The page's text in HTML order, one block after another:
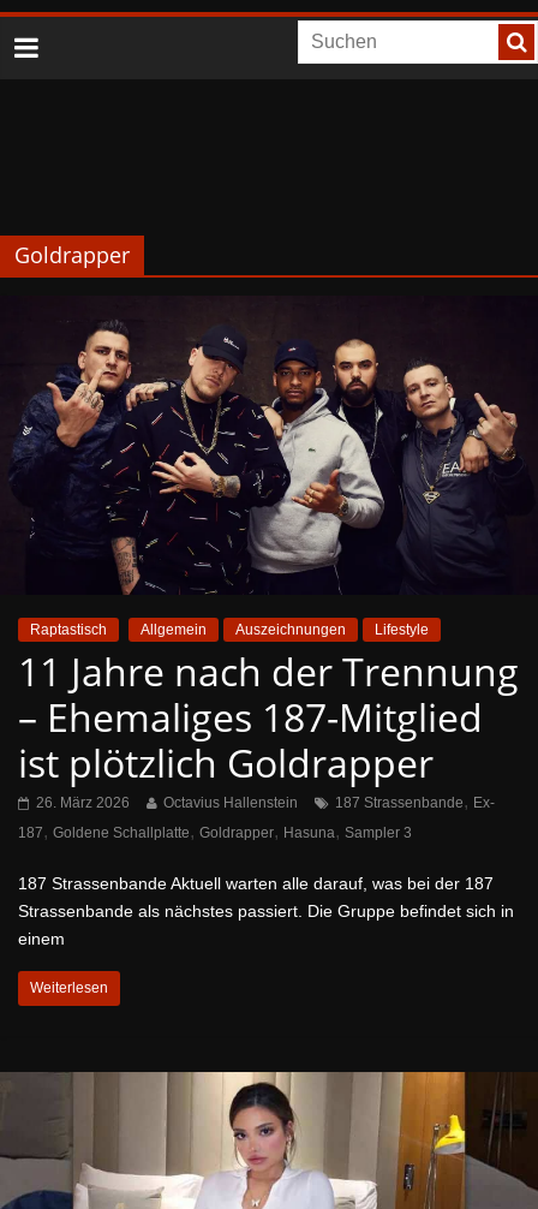
Goldrapper
Raptastisch Allgemein Auszeichnungen Lifestyle
11 Jahre nach der Trennung
– Ehemaliges 187-Mitglied
ist plötzlich Goldrapper
26. März 2026 Octavius Hallenstein 187 Strassenbande, Ex-
187, Goldene Schallplatte, Goldrapper, Hasuna, Sampler 3
187 Strassenbande Aktuell warten alle darauf, was bei der 187
Strassenbande als nächstes passiert. Die Gruppe befindet sich in
einem
Weiterlesen